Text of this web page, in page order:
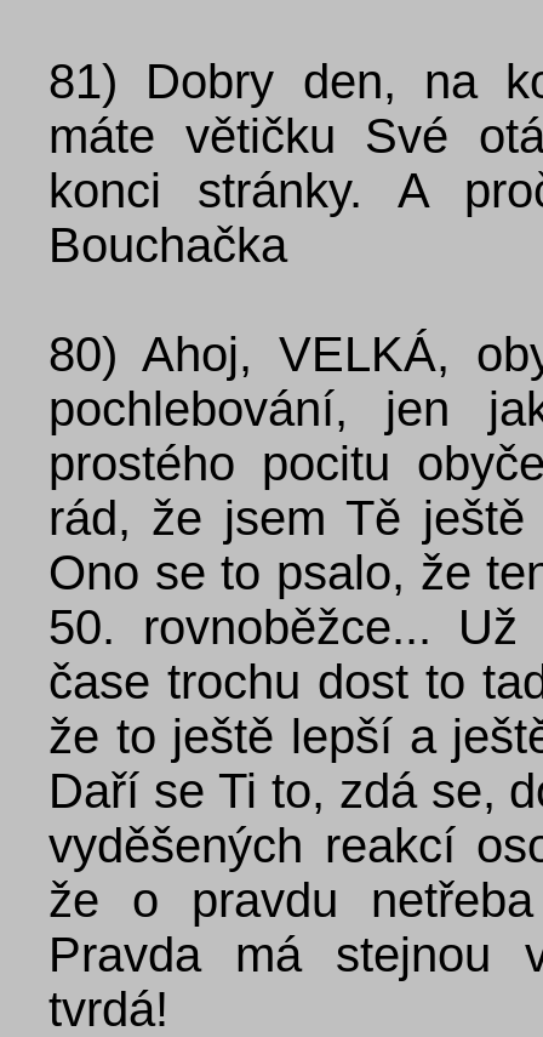
81) Dobry den, na
máte větičku Své
konci stránky. A
Bouchačka
80) Ahoj, VELKÁ,
pochlebování, jen
prostého pocitu
rád, že jsem Tě
Ono se to psalo, že
50. rovnoběžce...
čase trochu dost to
že to ještě lepší a
Daří se Ti to, zdá se,
vyděšených reakcí
že o pravdu
Pravda má stejnou
tvrdá!